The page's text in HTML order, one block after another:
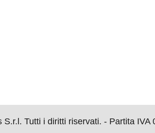
Tutti i diritti riservati. - Partita IVA